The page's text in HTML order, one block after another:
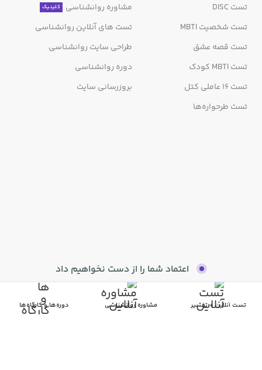
تست DISC
تست شخصیت MBTI
تست قصه عشق
تست MBTI کودک
تست 16 عاملی کتل
تست طرحواره‌ها
مشاوره روانشناسی
کلینیک
تست های آنلاین روانشناسی
طراحی سایت روانشناسی
دوره روانشناسی
بروزرسانی سایت
اعتماد شما را از دست نخواهیم داد
تست آنلاین + تفسیر مشاوره روانشناسی دوره‌ها و کارگاه‌ها